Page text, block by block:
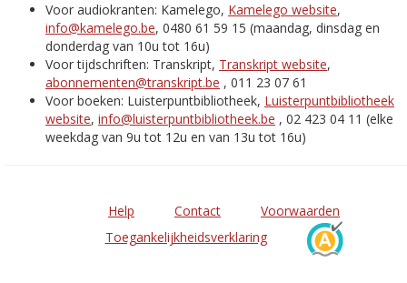
Voor audiokranten: Kamelego, Kamelego website,
info@kamelego.be, 0480 61 59 15 (maandag, dinsdag en
donderdag van 10u tot 16u)
Voor tijdschriften: Transkript, Transkript website,
abonnementen@transkript.be , 011 23 07 61
Voor boeken: Luisterpuntbibliotheek, Luisterpuntbibliotheek
website, info@luisterpuntbibliotheek.be , 02 423 04 11 (elke
weekdag van 9u tot 12u en van 13u tot 16u)
Help Contact
Voorwaarden
Toegankelijkheidsverklaring